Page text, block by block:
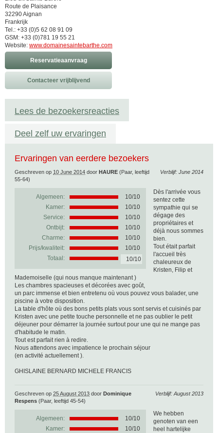
Route de Plaisance
32290 Aignan
Frankrijk
Tel.: +33 (0)5 62 08 91 09
GSM: +33 (0)781 19 55 21
Website: www.domainesaintebarthe.com
Reservatieaanvraag
Contacteer vrijblijvend
Lees de bezoekersreacties
Deel zelf uw ervaringen
Ervaringen van eerdere bezoekers
Verblijf: June 2014
Geschreven op 10 June 2014 door HAURE (Paar, leeftijd
55-64)
Algemeen: 10/10
Kamer:
10/10
Service:
10/10
Ontbijt:
10/10
Charme:
10/10
Prijs/kwaliteit:
10/10
Totaal:
10/10
Dès l'arrivée vous
sentez cette
sympathie qui se
dégage des
propriétaires et
déjà nous sommes
bien.
Tout était parfait
l'accueil très
chaleureux de
Kristen, Filip et
Mademoiselle (qui nous manque maintenant )
Les chambres spacieuses et décorées avec goût,
un parc immense et bien entretenu où vous pouvez vous balader, une
piscine à votre disposition.
La table d'hôte où des bons petits plats vous sont servis et cuisinés par
Kristen avec une petite touche personnelle et ne pas oublier le petit
déjeuner pour démarrer la journée surtout pour une qui ne mange pas
d'habitude le matin.
Tout est parfait rien à redire.
Nous attendons avec impatience le prochain séjour
(en activité actuellement ).
GHISLAINE BERNARD MICHELE FRANCIS
Verblijf: August 2013
Geschreven op 25 August 2013 door Dominique
Respens (Paar, leeftijd 45-54)
Algemeen: 10/10
Kamer:
10/10
We hebben
genoten van een
heel hartelijke